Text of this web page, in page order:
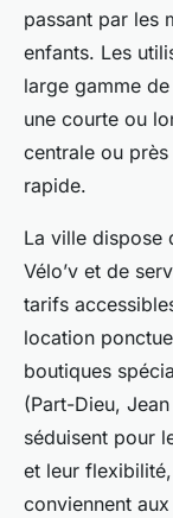
passant par les
enfants. Les
large gamme
une courte ou
centrale ou
rapide.
La ville dispose
Vélo’v et de
tarifs
location
boutiques
(Part-Dieu,
séduisent pour
et leur
conviennent